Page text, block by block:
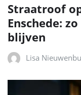
Straatroof
Enschede:
blijven
Lisa